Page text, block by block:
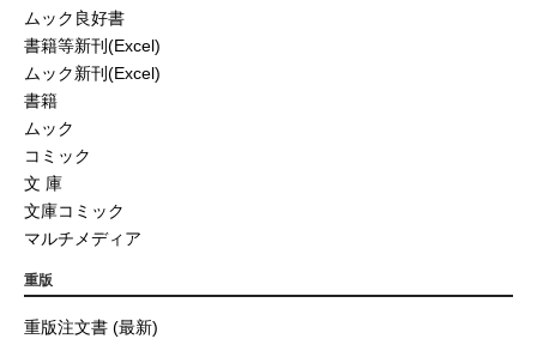
ムック良好書
書籍等新刊(Excel)
ムック新刊(Excel)
書籍
ムック
コミック
文 庫
文庫コミック
マルチメディア
重版
重版注文書 (最新)